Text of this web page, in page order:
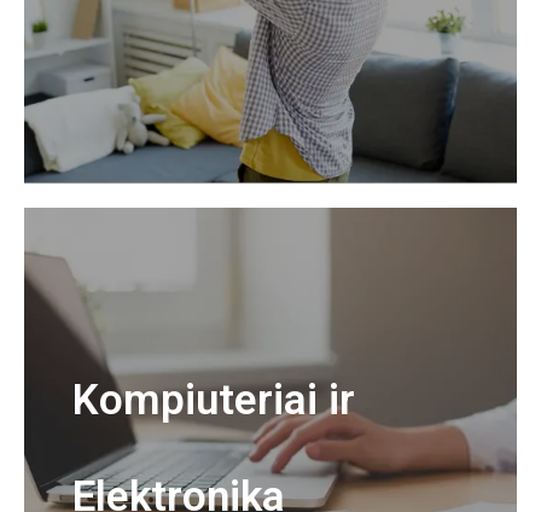
Kompiuteriai ir
Elektronika